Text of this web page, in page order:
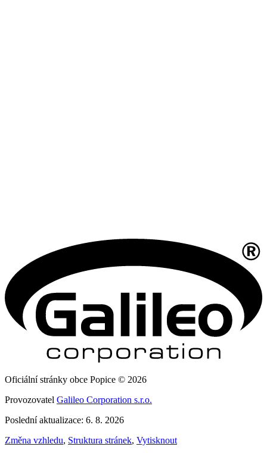
Oficiální stránky obce Popice © 2026
Provozovatel Galileo Corporation s.r.o.
Poslední aktualizace: 6. 8. 2026
Změna vzhledu, Struktura stránek, Vytisknout